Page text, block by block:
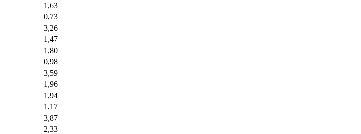
1,63
0,73
3,26
1,47
1,80
0,98
3,59
1,96
1,94
1,17
3,87
2,33